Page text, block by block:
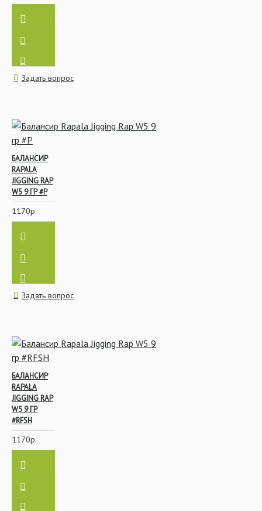
Задать вопрос
БАЛАНСИР
RAPALA
JIGGING RAP
W5 9 ГР #P
1170р.
Задать вопрос
БАЛАНСИР
RAPALA
JIGGING RAP
W5 9 ГР
#RFSH
1170р.